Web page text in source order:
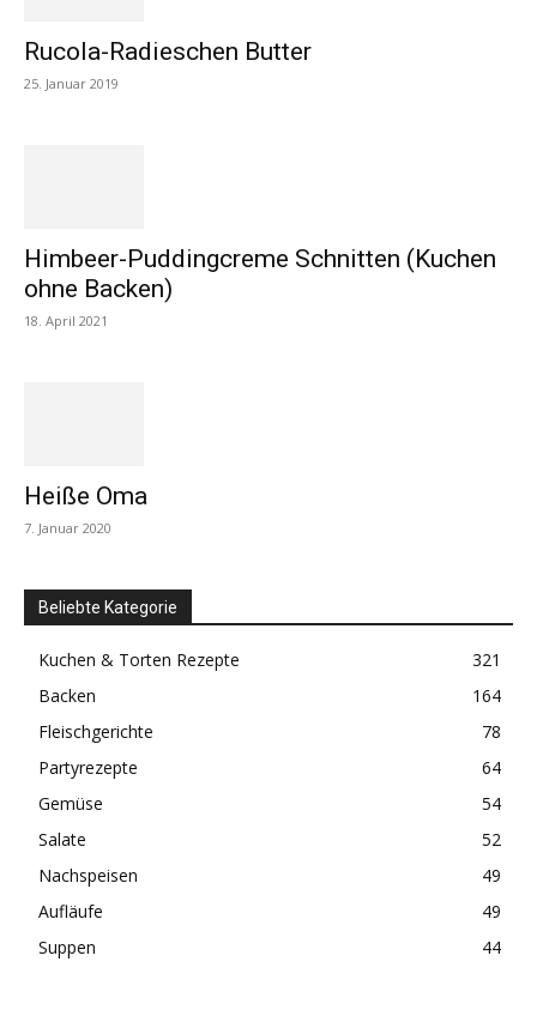
Rucola-Radieschen Butter
25. Januar 2019
Himbeer-Puddingcreme Schnitten (Kuchen
ohne Backen)
18. April 2021
Heiße Oma
7. Januar 2020
Beliebte Kategorie
Kuchen & Torten Rezepte
321
Backen
164
Fleischgerichte
78
Partyrezepte
64
Gemüse
54
Salate
52
Nachspeisen
49
Aufläufe
49
Suppen
44